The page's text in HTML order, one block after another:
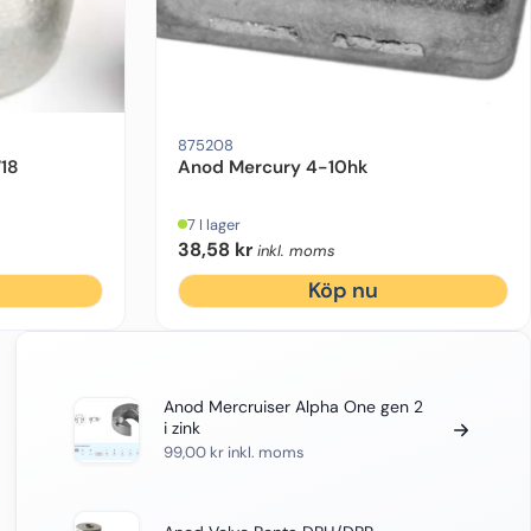
875208
Anod Mercury 4-10hk
7 I lager
38,58 kr inkl. moms
Köp nu
Anod Mercruiser Alpha One gen 2
i zink
99,00 kr inkl. moms